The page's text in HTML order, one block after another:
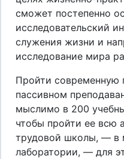
сможет постепенно
исследовательский
служения жизни и
исследование мира
Пройти современную
пассивном
мыслимо в 200
чтобы пройти ее всю
трудовой школы, — в
лаборатории, — для